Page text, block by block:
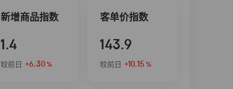
新增商品指数
1.4
较前日 +6.30%
客单价指数
143.9
较前日 +10.15 %